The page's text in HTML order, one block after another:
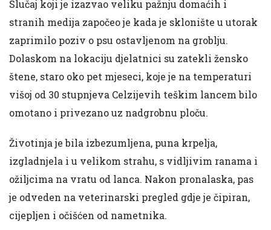
Slučaj koji je izazvao veliku pažnju domaćih i
stranih medija započeo je kada je sklonište u utorak
zaprimilo poziv o psu ostavljenom na groblju.
Dolaskom na lokaciju djelatnici su zatekli žensko
štene, staro oko pet mjeseci, koje je na temperaturi
višoj od 30 stupnjeva Celzijevih teškim lancem bilo
omotano i privezano uz nadgrobnu ploču.
Životinja je bila izbezumljena, puna krpelja,
izgladnjela i u velikom strahu, s vidljivim ranama i
ožiljcima na vratu od lanca. Nakon pronalaska, pas
je odveden na veterinarski pregled gdje je čipiran,
cijepljen i očišćen od nametnika.